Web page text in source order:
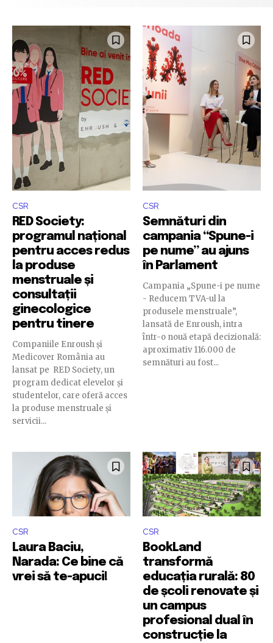
CSR
RED Society:
programul național
pentru acces redus
la produse
menstruale și
consultații
ginecologice
pentru tinere
Companiile Enroush și
Medicover România au
lansat pe RED Society, un
program dedicat elevelor și
studentelor, care oferă acces
la produse menstruale și
servicii...
CSR
Semnături din
campania “Spune-i
pe nume” au ajuns
în Parlament
Campania „Spune-i pe nume
- Reducem TVA-ul la
produsele menstruale”,
lansată de Enroush, intra
într-o nouă etapă decizională:
aproximativ 116.000 de
semnături au fost...
CSR
Laura Baciu,
Narada: Ce bine că
vrei să te-apuci!
CSR
BookLand
transformă
educația rurală: 80
de școli renovate și
un campus
profesional dual în
construcție la